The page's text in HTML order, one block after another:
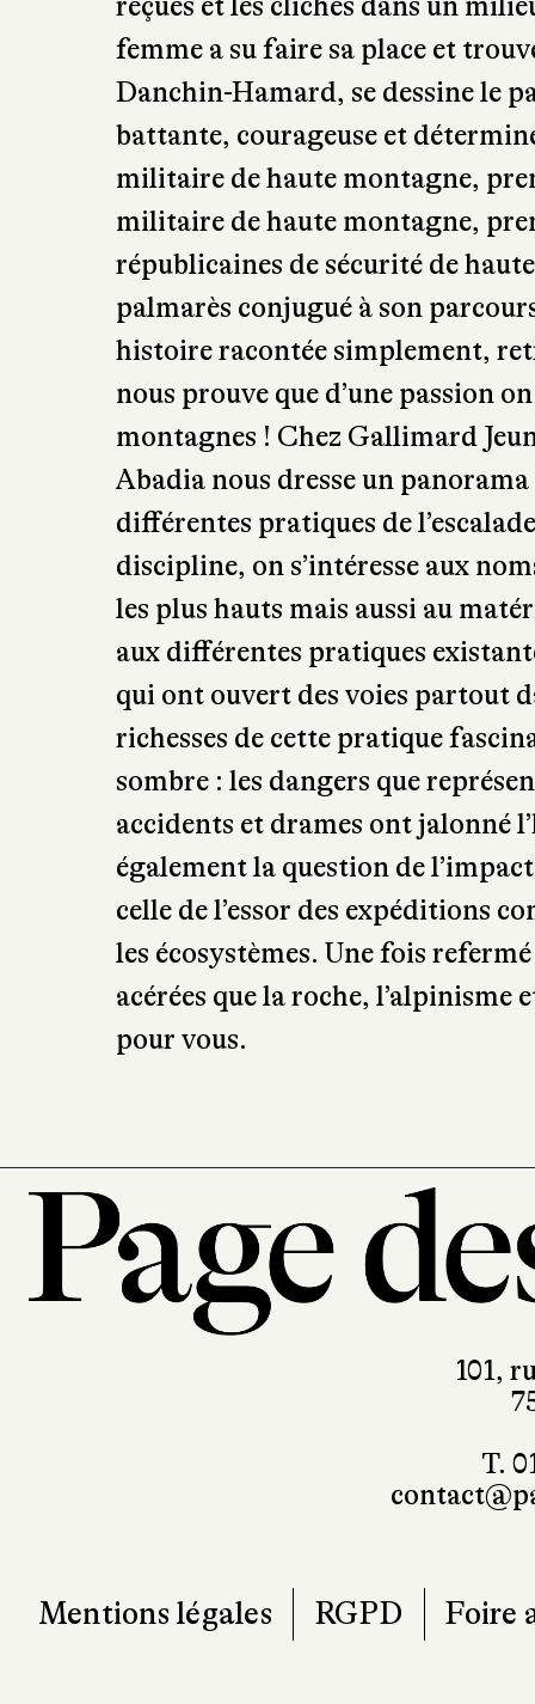
femme a su faire sa place et
Danchin-Hamard, se dessine le
battante, courageuse et
militaire de haute montagne,
militaire de haute montagne,
républicaines de sécurité de
palmarès conjugué à son
histoire racontée simplement,
nous prouve que d’une passion
montagnes ! Chez Gallimard
Abadia nous dresse un
différentes pratiques de
discipline, on s’intéresse aux
les plus hauts mais aussi au
aux différentes pratiques
qui ont ouvert des voies partout
richesses de cette pratique
sombre : les dangers que
accidents et drames ont jalonné
également la question de
celle de l’essor des expéditions
les écosystèmes. Une fois
acérées que la roche, l’alpinisme
pour vous.
101,
T.
Mentions légales RGPD Foire